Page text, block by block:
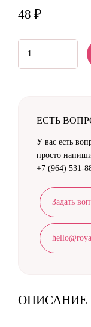
48 ₽
ЕСТЬ
У вас есть
просто
+7 (964) 531-
Задать
ОПИСАНИЕ